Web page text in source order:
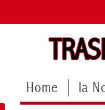
Home la